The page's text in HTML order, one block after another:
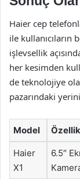
Haier cep
ile kullanıcıların
işlevsellik
her kesimden
de teknolojiye
pazarındaki
Model
Haier
X1
6.5″